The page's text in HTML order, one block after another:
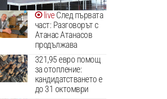
След първата
част: Разговорът с
Атанас Атанасов
продължава
321,95 евро помощ
за отопление:
кандидатстването е
до 31 октомври